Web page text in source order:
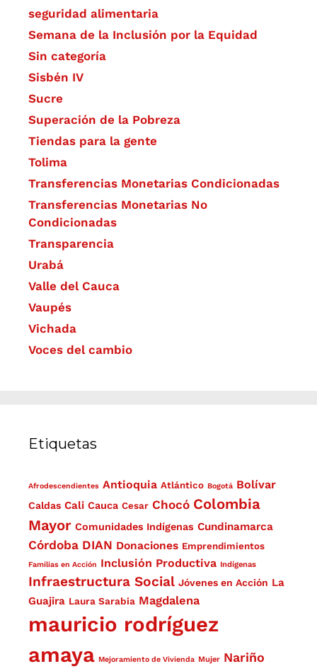
seguridad alimentaria
Semana de la Inclusión por la Equidad
Sin categoría
Sisbén IV
Sucre
Superación de la Pobreza
Tiendas para la gente
Tolima
Transferencias Monetarias Condicionadas
Transferencias Monetarias No
Condicionadas
Transparencia
Urabá
Valle del Cauca
Vaupés
Vichada
Voces del cambio
Etiquetas
Afrodescendientes Antioquia Atlántico Bogotá Bolívar
Caldas Cali Cauca Cesar Chocó Colombia
Mayor Comunidades Indígenas Cundinamarca
Córdoba DIAN Donaciones Emprendimientos
Familias en Acción Inclusión Productiva Indígenas
Infraestructura Social Jóvenes en Acción La
Guajira Laura Sarabia Magdalena
mauricio rodríguez
amaya Mejoramiento de Vivienda Mujer Nariño